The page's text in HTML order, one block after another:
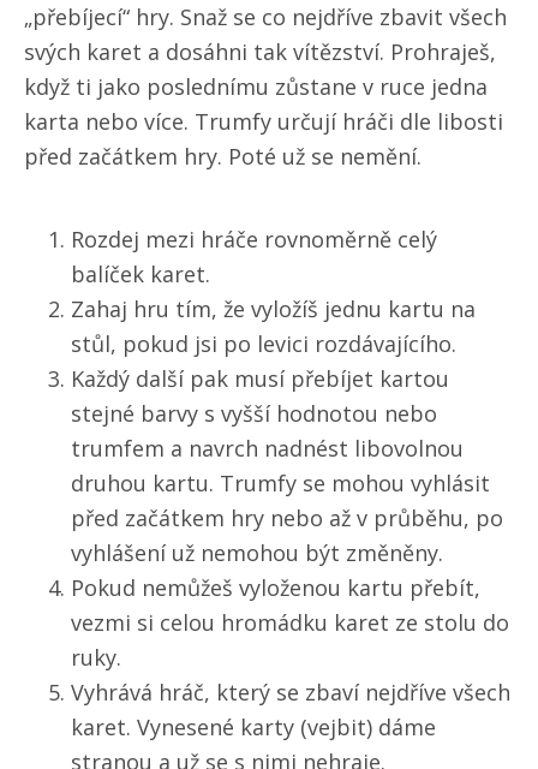
„přebíjecí“ hry. Snaž se co nejdříve zbavit všech
svých karet a dosáhni tak vítězství. Prohraješ,
když ti jako poslednímu zůstane v ruce jedna
karta nebo více. Trumfy určují hráči dle libosti
před začátkem hry. Poté už se nemění.
Rozdej mezi hráče rovnoměrně celý
balíček karet.
Zahaj hru tím, že vyložíš jednu kartu na
stůl, pokud jsi po levici rozdávajícího.
Každý další pak musí přebíjet kartou
stejné barvy s vyšší hodnotou nebo
trumfem a navrch nadnést libovolnou
druhou kartu. Trumfy se mohou vyhlásit
před začátkem hry nebo až v průběhu, po
vyhlášení už nemohou být změněny.
Pokud nemůžeš vyloženou kartu přebít,
vezmi si celou hromádku karet ze stolu do
ruky.
Vyhrává hráč, který se zbaví nejdříve všech
karet. Vynesené karty (vejbit) dáme
stranou a už se s nimi nehraje.